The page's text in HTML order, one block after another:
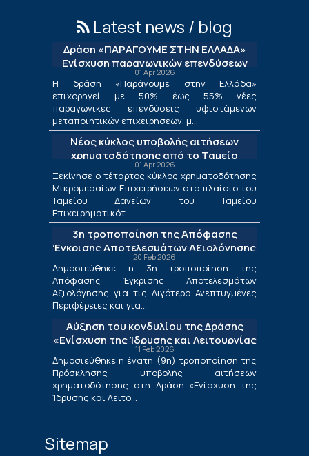
Latest news / blog
Δράση «ΠΑΡΑΓΟΥΜΕ ΣΤΗΝ ΕΛΛΑΔΑ»
Ενίσχυση παραγωγικών επενδύσεων
μεταποίησης
01 Apr 2026
Η δράση «Παράγουμε στην Ελλάδα»
επιχορηγεί με 50% έως 55% νέες
παραγωγικές επενδύσεις υφιστάμενων
μεταποιητικών επιχειρήσεων, μ...
Νέος κύκλος υποβολής αιτήσεων
χρηματοδότησης από το Ταμείο
Δανείων του ΤΕΠΙΧ ΙΙΙ
01 Apr 2026
Ξεκίνησε ο τέταρτος κύκλος χρηματοδότησης
Μικρομεσαίων Επιχειρήσεων στο πλαίσιο του
Ταμείου Δανείων του Ταμείου
Επιχειρηματικότ...
3η τροποποίηση της Απόφασης
Έγκρισης Αποτελεσμάτων Αξιολόγησης
για τις Λιγότερο Ανεπτυγμένες
Περιφέρειες και για τις Περιφέρειες
Μετάβασης στο πλαίσιο της Δράσης
«Ενίσχυση της Ίδρυσης και Λειτουργίας
Νέων Μικρομεσαίων Τουριστικών
Επιχειρήσεων»
20 Feb 2026
Δημοσιεύθηκε η 3η τροποποίηση της
Απόφασης Έγκρισης Αποτελεσμάτων
Αξιολόγησης για τις Λιγότερο Ανεπτυγμένες
Περιφέρειες και για...
Αύξηση του κονδυλίου της Δράσης
«Ενίσχυση της Ίδρυσης και Λειτουργίας
Νέων Μικρομεσαίων Τουριστικών
Επιχειρήσεων»
11 Feb 2026
Δημοσιεύθηκε η ένατη (9η) τροποποίηση της
Πρόσκλησης υποβολής αιτήσεων
χρηματοδότησης στη Δράση «Ενίσχυση της
Ίδρυσης και Λειτο...
Sitemap